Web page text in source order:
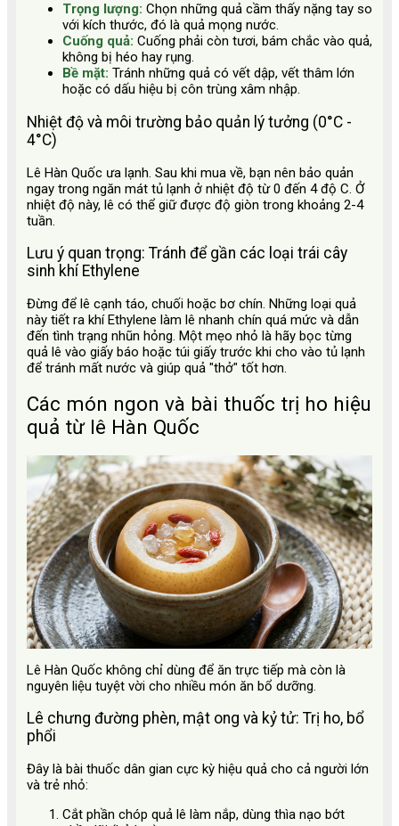
Trọng lượng: Chọn những quả cầm thấy nặng tay so
với kích thước, đó là quả mọng nước.
Cuống quả: Cuống phải còn tươi, bám chắc vào quả,
không bị héo hay rụng.
Bề mặt: Tránh những quả có vết dập, vết thâm lớn
hoặc có dấu hiệu bị côn trùng xâm nhập.
Nhiệt độ và môi trường bảo quản lý tưởng (0°C -
4°C)
Lê Hàn Quốc ưa lạnh. Sau khi mua về, bạn nên bảo quản
ngay trong ngăn mát tủ lạnh ở nhiệt độ từ 0 đến 4 độ C. Ở
nhiệt độ này, lê có thể giữ được độ giòn trong khoảng 2-4
tuần.
Lưu ý quan trọng: Tránh để gần các loại trái cây
sinh khí Ethylene
Đừng để lê cạnh táo, chuối hoặc bơ chín. Những loại quả
này tiết ra khí Ethylene làm lê nhanh chín quá mức và dẫn
đến tình trạng nhũn hỏng. Một mẹo nhỏ là hãy bọc từng
quả lê vào giấy báo hoặc túi giấy trước khi cho vào tủ lạnh
để tránh mất nước và giúp quả "thở" tốt hơn.
Các món ngon và bài thuốc trị ho hiệu
quả từ lê Hàn Quốc
Lê Hàn Quốc không chỉ dùng để ăn trực tiếp mà còn là
nguyên liệu tuyệt vời cho nhiều món ăn bổ dưỡng.
Lê chưng đường phèn, mật ong và kỷ tử: Trị ho, bổ
phổi
Đây là bài thuốc dân gian cực kỳ hiệu quả cho cả người lớn
và trẻ nhỏ:
Cắt phần chóp quả lê làm nắp, dùng thìa nạo bớt